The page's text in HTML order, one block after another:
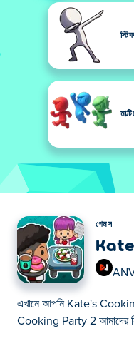
গেমস
এখানে আপনি Kate's
Cooking Party 2 আমাদের